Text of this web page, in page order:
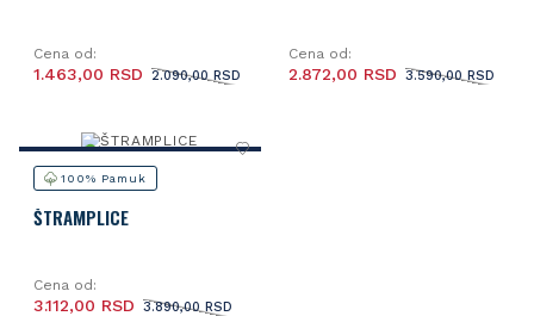
Cena od:
2.090,00 RSD
1.463,00 RSD
Cena od:
3.590,00 RSD
2.872,00 RSD
100% Pamuk
ŠTRAMPLICE
Cena od:
3.890,00 RSD
3.112,00 RSD